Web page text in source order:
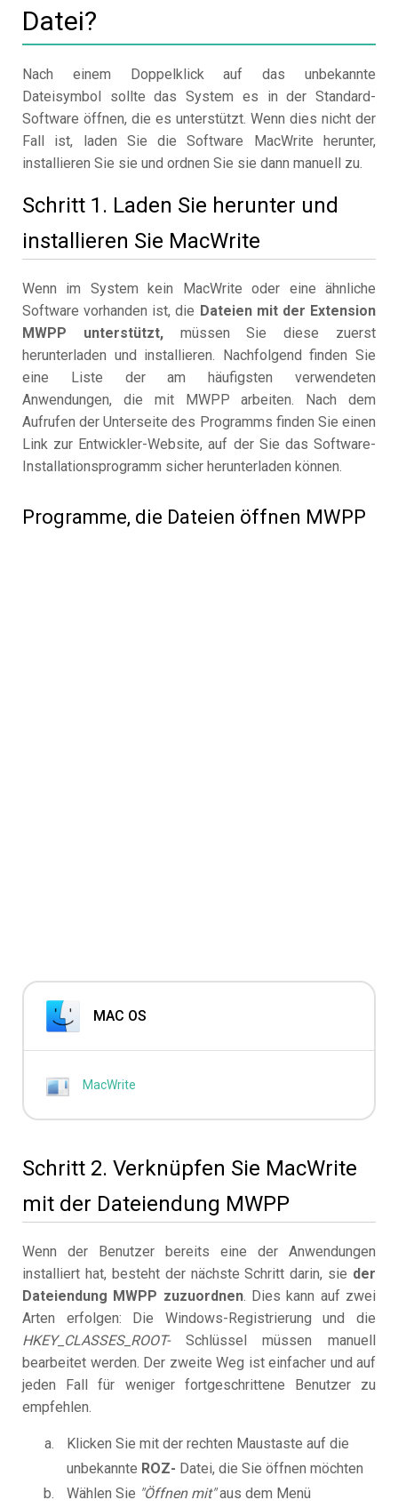
Datei?
Nach einem Doppelklick auf das unbekannte
Dateisymbol sollte das System es in der Standard-
Software öffnen, die es unterstützt. Wenn dies nicht der
Fall ist, laden Sie die Software MacWrite herunter,
installieren Sie sie und ordnen Sie sie dann manuell zu.
Schritt 1. Laden Sie herunter und
installieren Sie MacWrite
Wenn im System kein MacWrite oder eine ähnliche
Software vorhanden ist, die Dateien mit der Extension
MWPP unterstützt,müssen Sie diese zuerst
herunterladen und installieren. Nachfolgend finden Sie
eine Liste der am häufigsten verwendeten
Anwendungen, die mit MWPP arbeiten. Nach dem
Aufrufen der Unterseite des Programms finden Sie einen
Link zur Entwickler-Website, auf der Sie das Software-
Installationsprogramm sicher herunterladen können.
Programme, die Dateien öffnen MWPP
MAC OS
MacWrite
Schritt 2. Verknüpfen Sie MacWrite
mit der Dateiendung MWPP
Wenn der Benutzer bereits eine der Anwendungen
installiert hat, besteht der nächste Schritt darin, sie der
Dateiendung MWPP zuzuordnen. Dies kann auf zwei
Arten erfolgen: Die Windows-Registrierung und die
HKEY_CLASSES_ROOT-Schlüssel müssen manuell
bearbeitet werden. Der zweite Weg ist einfacher und auf
jeden Fall für weniger fortgeschrittene Benutzer zu
empfehlen.
Klicken Sie mit der rechten Maustaste auf die
unbekannte ROZ- Datei, die Sie öffnen möchten
Wählen Sie "Öffnen mit"aus dem Menü